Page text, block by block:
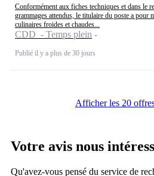
Conformément aux fiches techniques et dans le
grammages attendus, le titulaire du poste a pour
culinaires froides et chaudes...
CDD - Temps plein
Publié il y a plus de 30 jours
Afficher les 20
Votre avis nous
Qu'avez-vous pensé du service de